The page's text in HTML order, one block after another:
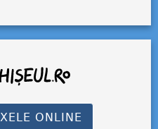
ONLINE